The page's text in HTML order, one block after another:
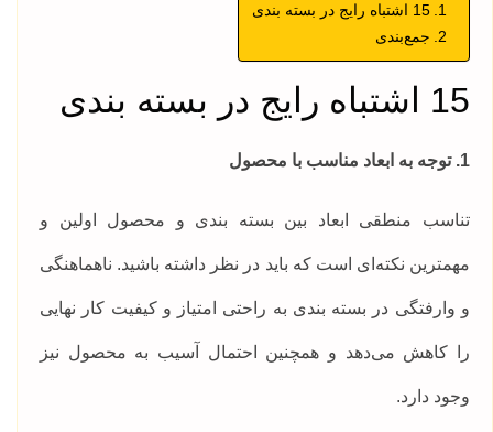
15 اشتباه رایج در بسته بندی
جمع‌بندی
15 اشتباه رایج در بسته بندی
1. توجه به ابعاد مناسب با محصول
تناسب منطقی ابعاد بین بسته بندی و محصول اولین و
مهمترین نکته‌ای است که باید در نظر داشته باشید. ناهماهنگی
و وارفتگی در بسته بندی به راحتی امتیاز و کیفیت کار نهایی
را کاهش می‌دهد و همچنین احتمال آسیب به محصول نیز
وجود دارد.